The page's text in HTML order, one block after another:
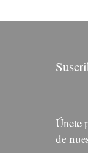
Únete
de